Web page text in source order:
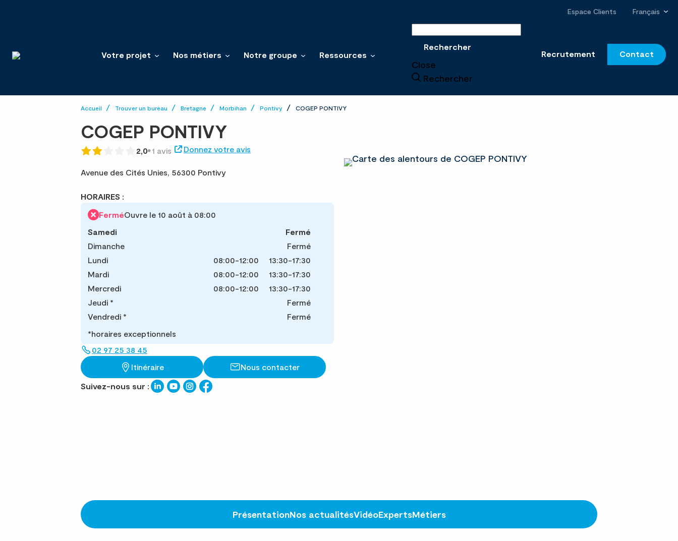
Espace Clients Français
Votre projet Nos métiers Notre groupe Ressources
Rechercher
Close
Rechercher
Recrutement Contact
Accueil Trouver un bureau Bretagne Morbihan Pontivy COGEP PONTIVY
COGEP PONTIVY
2,0 1 avis Donnez votre avis
Avenue des Cités Unies, 56300 Pontivy
HORAIRES :
FerméOuvre le 10 août à 08:00
Samedi
Fermé
Dimanche
Fermé
Lundi
08:00-12:00
13:30-17:30
Mardi
08:00-12:00
13:30-17:30
Mercredi
08:00-12:00
13:30-17:30
Jeudi *
Fermé
Vendredi *
Fermé
*horaires exceptionnels
02 97 25 38 45
Itinéraire
Nous contacter
Suivez-nous sur :
PrésentationNos actualitésVidéoExpertsMétiers